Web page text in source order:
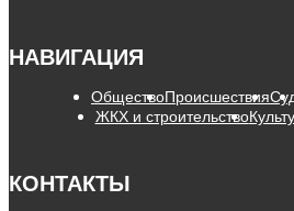
НАВИГАЦИЯ
ОбществоПроисшествия
ЖКХ и строительство
КОНТАКТЫ